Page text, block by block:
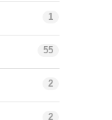
1
55
2
2